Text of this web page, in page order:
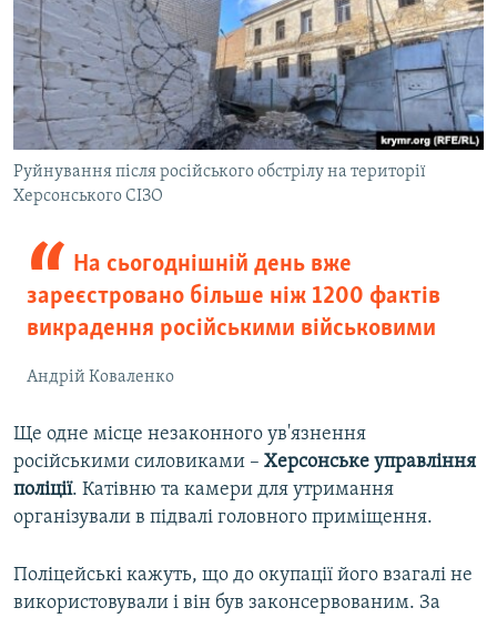
Руйнування після російського обстрілу на території
Херсонського СІЗО
На сьогоднішній день вже
зареєстровано більше ніж 1200 фактів
викрадення російськими військовими
Андрій Коваленко
Ще одне місце незаконного ув'язнення
російськими силовиками – Херсонське управління
поліції. Катівню та камери для утримання
організували в підвалі головного приміщення.
Поліцейські кажуть, що до окупації його взагалі не
використовували і він був законсервованим. За